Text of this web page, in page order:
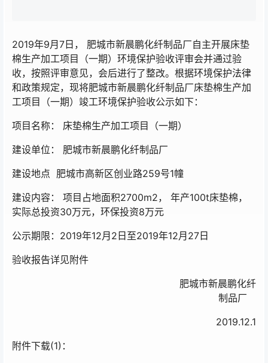
2019年9月7日， 肥城市新晨鹏化纤制品厂自主开展床垫
棉生产加工项目（一期）环境保护验收评审会并通过验
收，按照评审意见，会后进行了整改。根据环境保护法律
和政策规定，现将肥城市新晨鹏化纤制品厂床垫棉生产加
工项目（一期）竣工环境保护验收公示如下：
项目名称： 床垫棉生产加工项目（一期）
建设单位： 肥城市新晨鹏化纤制品厂
建设地点 肥城市高新区创业路259号1幢
建设内容： 项目占地面积2700m2， 年产100t床垫棉，
实际总投资30万元，环保投资8万元
公示期限：2019年12月2日至2019年12月27日
验收报告详见附件
肥城市新晨鹏化纤
制品厂
2019.12.1
附件下载(1)：